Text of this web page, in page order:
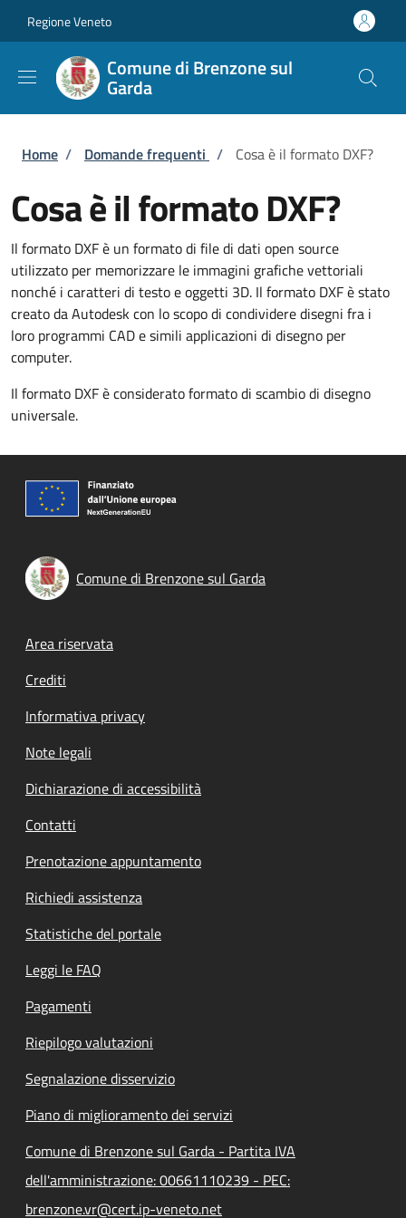
Regione Veneto
Comune di Brenzone sul
Garda
Briciole di pane
Home / Domande frequenti / Cosa è il formato DXF?
Cosa è il formato DXF?
Il formato DXF è un formato di file di dati open source
utilizzato per memorizzare le immagini grafiche vettoriali
nonché i caratteri di testo e oggetti 3D. Il formato DXF è stato
creato da Autodesk con lo scopo di condividere disegni fra i
loro programmi CAD e simili applicazioni di disegno per
computer.
Il formato DXF è considerato formato di scambio di disegno
universale.
Comune di Brenzone sul Garda
Footer menu
Area riservata
Crediti
Informativa privacy
Note legali
Dichiarazione di accessibilità
Contatti
Prenotazione appuntamento
Richiedi assistenza
Statistiche del portale
Leggi le FAQ
Pagamenti
Riepilogo valutazioni
Segnalazione disservizio
Piano di miglioramento dei servizi
Comune di Brenzone sul Garda - Partita IVA
dell'amministrazione: 00661110239 - PEC:
brenzone.vr@cert.ip-veneto.net